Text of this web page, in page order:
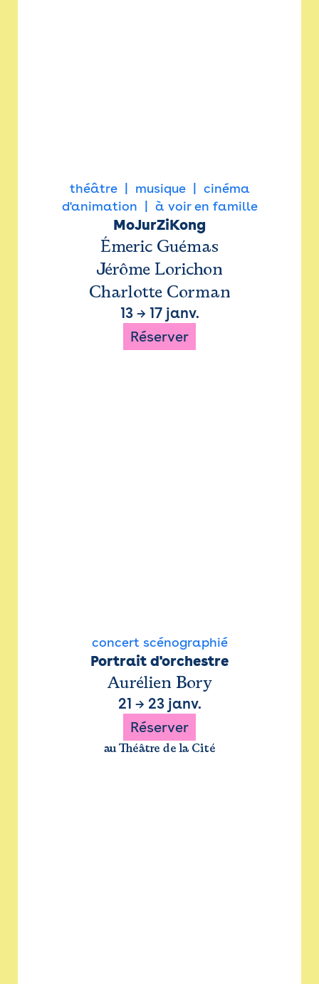
théâtre musique
cinéma
d'animation
à voir en famille
MoJurZiKong
Émeric Guémas
Jérôme Lorichon
Charlotte Corman
13→ 17 janv.
Réserver
concert scénographié
Portrait d'orchestre
Aurélien Bory
21 → 23 janv.
Réserver
au Théâtre de la Cité